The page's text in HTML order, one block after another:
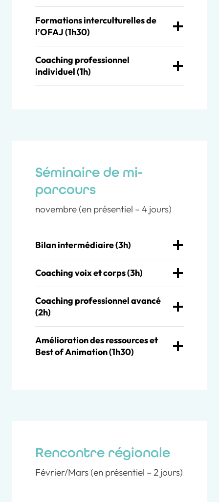
Formations interculturelles de
l’OFAJ (1h30)
Coaching professionnel
individuel (1h)
Séminaire de mi-
parcours
novembre (en présentiel – 4 jours)
Bilan intermédiaire (3h)
Coaching voix et corps (3h)
Coaching professionnel avancé
(2h)
Amélioration des ressources et
Best of Animation (1h30)
Rencontre régionale
Février/Mars (en présentiel – 2 jours)